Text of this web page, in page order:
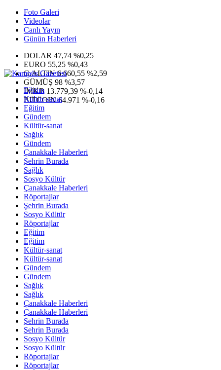
Foto Galeri
Videolar
Canlı Yayın
Günün Haberleri
DOLAR 47,74 %0,25
EURO 55,25 %0,43
G.ALTIN6.660,55 %2,59
GÜMÜŞ 98 %3,57
IMKB 13.779,39 %-0,14
BITCOIN64.971 %-0,16
Eğitim
Kültür-sanat
Eğitim
Gündem
Kültür-sanat
Sağlık
Gündem
Çanakkale Haberleri
Şehrin Burada
Sağlık
Sosyo Kültür
Çanakkale Haberleri
Röportajlar
Şehrin Burada
Sosyo Kültür
Röportajlar
Eğitim
Eğitim
Kültür-sanat
Kültür-sanat
Gündem
Gündem
Sağlık
Sağlık
Çanakkale Haberleri
Çanakkale Haberleri
Şehrin Burada
Şehrin Burada
Sosyo Kültür
Sosyo Kültür
Röportajlar
Röportajlar